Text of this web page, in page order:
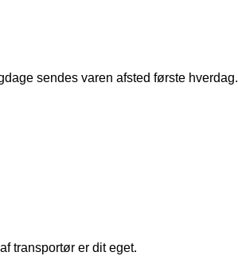
sendes varen afsted første hverdag.
transportør er dit eget.